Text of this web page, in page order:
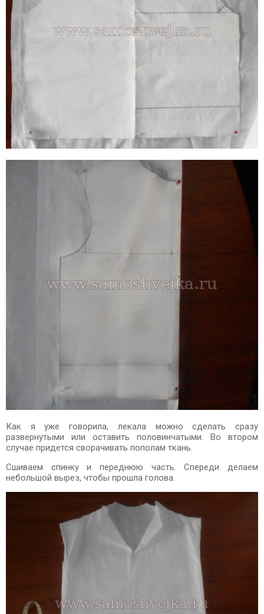
Как я уже говорила, лекала можно сделать сразу
развернутыми или оставить половинчатыми. Во втором
случае придется сворачивать пополам ткань.
Сшиваем спинку и переднюю часть. Спереди делаем
небольшой вырез, чтобы прошла голова.